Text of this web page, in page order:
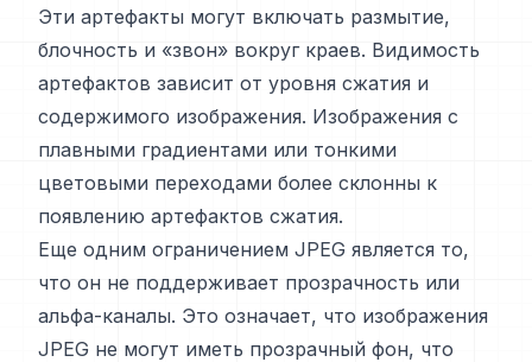
Эти артефакты могут включать размытие,
блочность и «звон» вокруг краев. Видимость
артефактов зависит от уровня сжатия и
содержимого изображения. Изображения с
плавными градиентами или тонкими
цветовыми переходами более склонны к
появлению артефактов сжатия.
Еще одним ограничением JPEG является то,
что он не поддерживает прозрачность или
альфа-каналы. Это означает, что изображения
JPEG не могут иметь прозрачный фон, что